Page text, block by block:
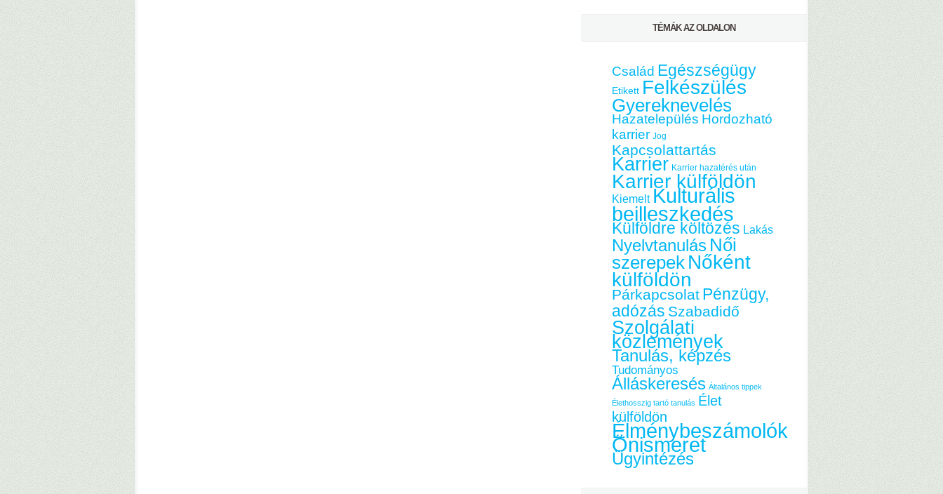
TÉMÁK AZ OLDALON
Család Egészségügy
Etikett Felkészülés
Gyereknevelés
Hazatelepülés Hordozható
karrier Jog
Kapcsolattartás
Karrier Karrier hazatérés után
Karrier külföldön
Kiemelt Kulturális
beilleszkedés
Külföldre költözés Lakás
Nyelvtanulás Női
szerepek Nőként
külföldön
Párkapcsolat Pénzügy,
adózás Szabadidő
Szolgálati
közlemények
Tanulás, képzés
Tudományos
Álláskeresés Általános tippek
Élethosszig tartó tanulás Élet
külföldön
Élménybeszámolók
Önismeret
Ügyintézés